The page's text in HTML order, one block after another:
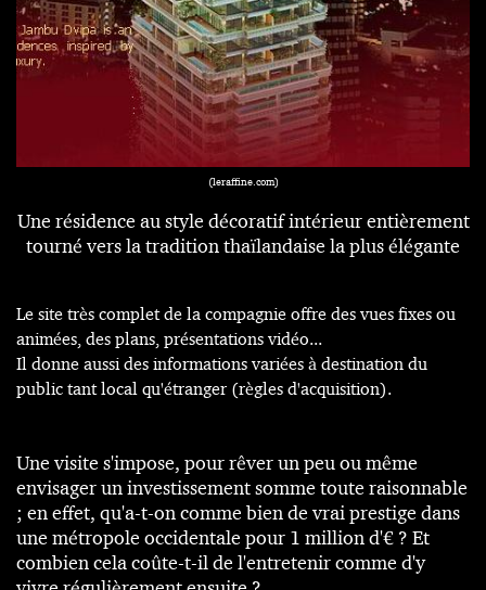
(leraffine.com)
Une résidence au style décoratif intérieur entièrement
tourné vers la tradition thaïlandaise la plus élégante
Le site très completde la compagnie offre des vues fixes ou
animées, des plans, présentations vidéo...
Il donne aussi des informations variées à destination du
public tant local qu'étranger (règles d'acquisition).
Une visite s'impose, pour rêver un peu ou même
envisager un investissement somme toute raisonnable
; en effet, qu'a-t-on comme bien de vrai prestige dans
une métropole occidentale pour 1 million d'€ ? Et
combien cela coûte-t-il de l'entretenir comme d'y